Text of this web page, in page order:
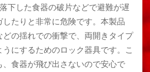
下した食器の破片などで避難が遅
たりと非常に危険です。本製品
の揺れでの衝撃で、両開きタイプ
にするためのロック器具です。こ
食器が飛び出さないので安心で